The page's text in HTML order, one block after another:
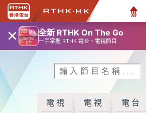
× 全新 RTHK On The Go
一手掌握 RTHK 電台、電視節目
電視 電視 電台